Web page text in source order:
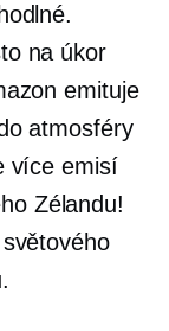
na úkor
emituje
atmosféry
více emisí
Zélandu!